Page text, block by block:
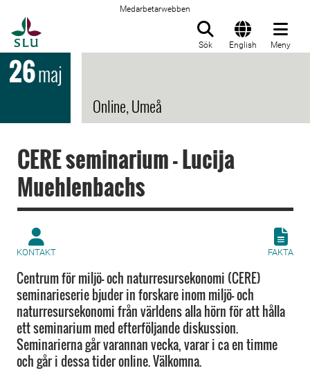
Medarbetarwebben
Sök English Meny
26maj
Online, Umeå
CERE seminarium - Lucija
Muehlenbachs
KONTAKT FAKTA
Centrum för miljö- och naturresursekonomi (CERE)
seminarieserie bjuder in forskare inom miljö- och
naturresursekonomi från världens alla hörn för att hålla
ett seminarium med efterföljande diskussion.
Seminarierna går varannan vecka, varar i ca en timme
och går i dessa tider online. Välkomna.